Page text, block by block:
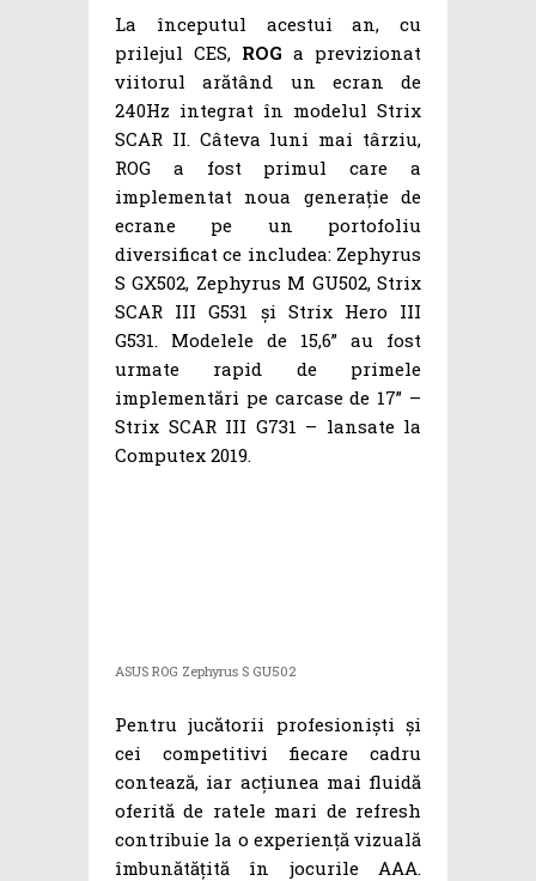
La începutul acestui an, cu
prilejul CES, ROG a previzionat
viitorul arătând un ecran de
240Hz integrat în modelul Strix
SCAR II. Câteva luni mai târziu,
ROG a fost primul care a
implementat noua generație de
ecrane pe un portofoliu
diversificat ce includea: Zephyrus
S GX502, Zephyrus M GU502, Strix
SCAR III G531 și Strix Hero III
G531. Modelele de 15,6” au fost
urmate rapid de primele
implementări pe carcase de 17” –
Strix SCAR III G731 – lansate la
Computex 2019.
ASUS ROG Zephyrus S GU502
Pentru jucătorii profesioniști și
cei competitivi fiecare cadru
contează, iar acțiunea mai fluidă
oferită de ratele mari de refresh
contribuie la o experiență vizuală
îmbunătățită în jocurile AAA.